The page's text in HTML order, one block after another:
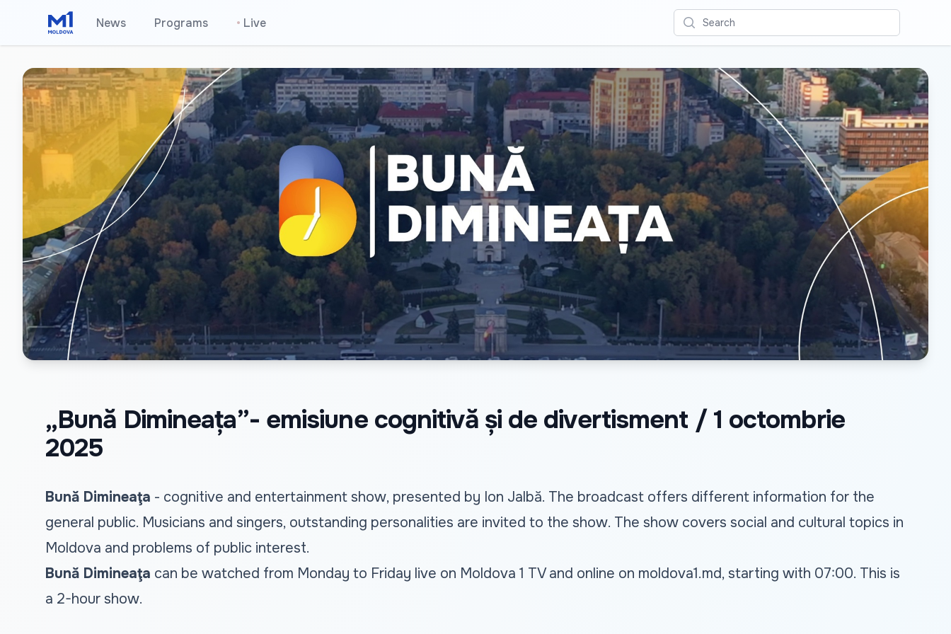
News Programs • Live Search
„Bună Dimineața”- emisiune cognitivă și de divertisment / 1 octombrie
2025
Bună Dimineaţa - cognitive and entertainment show, presented by Ion Jalbă. The broadcast offers different information for the
general public. Musicians and singers, outstanding personalities are invited to the show. The show covers social and cultural topics in
Moldova and problems of public interest.
Bună Dimineaţa can be watched from Monday to Friday live on Moldova 1 TV and online on moldova1.md, starting with 07:00. This is
a 2-hour show.